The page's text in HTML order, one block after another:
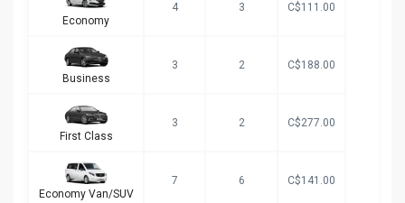
Economy
4 3 C$111.00
Business
3 2 C$188.00
First Class
3 2 C$277.00
Economy Van/SUV
7 6 C$141.00